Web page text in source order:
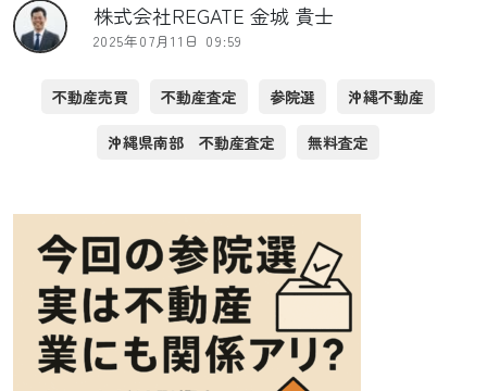
株式会社REGATE 金城 貴士
2025年07月11日 09:59
不動産売買 不動産査定 参院選 沖縄不動産
沖縄県南部 不動産査定 無料査定